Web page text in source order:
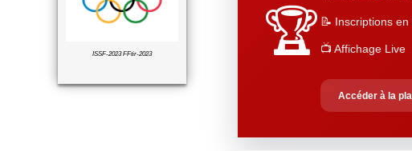
ISSF-2023 FFtir-2023 🏆 📝 Inscriptions en
📺 Affichage Live
Accéder à la